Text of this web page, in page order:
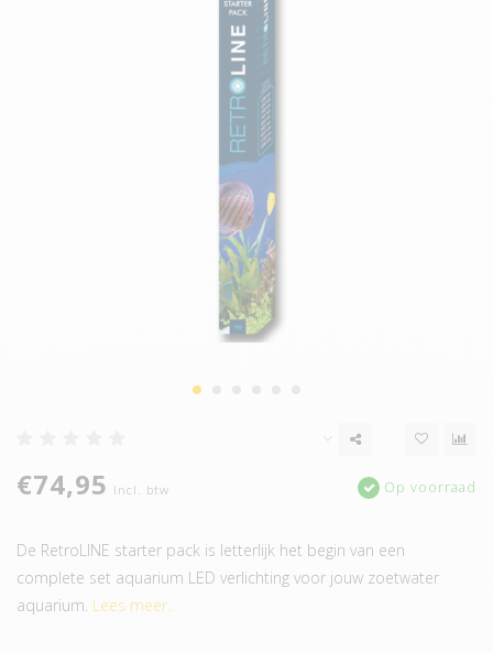
€74,95 Incl. btw Op voorraad
De RetroLINE starter pack is letterlijk het begin van een
complete set aquarium LED verlichting voor jouw zoetwater
aquarium. Lees meer..